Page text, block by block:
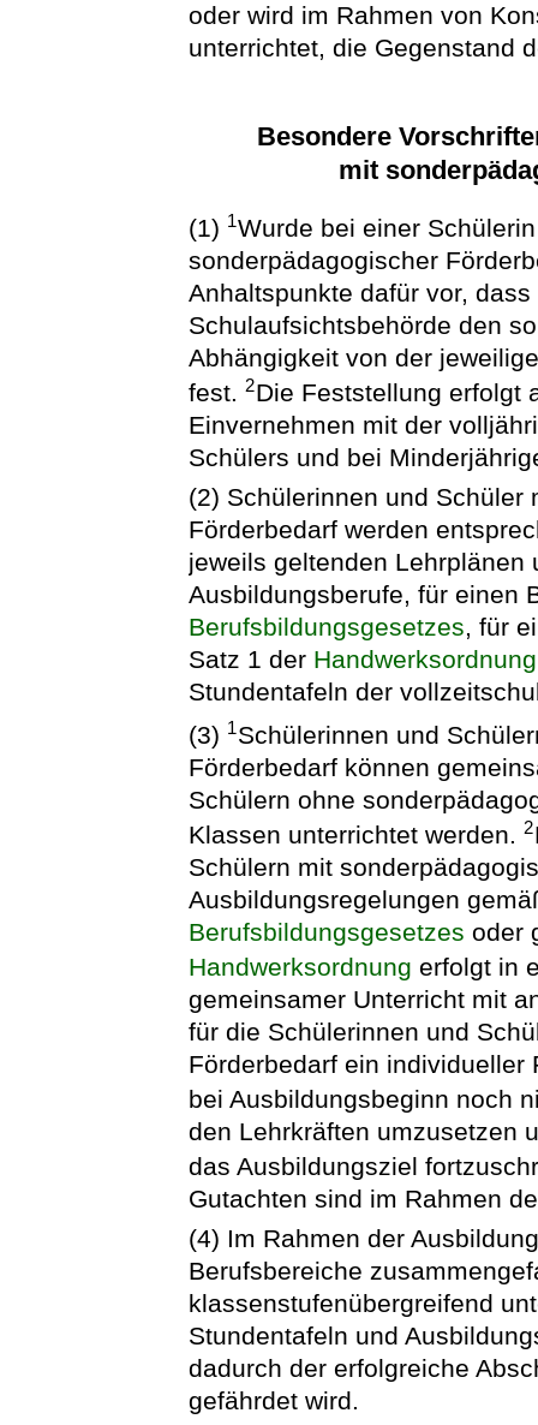
oder wird im Rahmen von
unterrichtet, die Gegenstand
Besondere
mit
(1) 1Wurde bei einer
sonderpädagogischer
Anhaltspunkte dafür vor,
Schulaufsichtsbehörde den
Abhängigkeit von der
fest.2Die Feststellung erfolgt
Einvernehmen mit der
Schülers und bei
(2) Schülerinnen und Schüler
Förderbedarf werden
jeweils geltenden Lehrplänen
Ausbildungsberufe, für einen
Berufsbildungsgesetzes, für
Satz 1 der Handwerksordnung
Stundentafeln der
(3) 1Schülerinnen und
Förderbedarf können
Schülern ohne
Klassen unterrichtet werden.2
Schülern mit
Ausbildungsregelungen
Berufsbildungsgesetzes oder
Handwerksordnung erfolgt in
gemeinsamer Unterricht mit
für die Schülerinnen und
Förderbedarf ein
bei Ausbildungsbeginn noch
den Lehrkräften umzusetzen
das Ausbildungsziel
Gutachten sind im Rahmen
(4) Im Rahmen der
Berufsbereiche
klassenstufenübergreifend
Stundentafeln und
dadurch der erfolgreiche
gefährdet wird.